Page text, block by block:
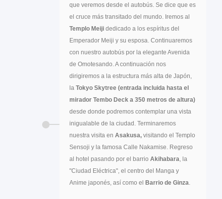
que veremos desde el autobús. Se dice que es
el cruce más transitado del mundo. Iremos al
Templo Meiji dedicado a los espíritus del
Emperador Meiji y su esposa. Continuaremos
con nuestro autobús por la elegante Avenida
de Omotesando. A continuación nos
dirigiremos a la estructura más alta de Japón,
la Tokyo Skytree (entrada incluida hasta el
mirador Tembo Deck a 350 metros de altura)
desde donde podremos contemplar una vista
inigualable de la ciudad. Terminaremos
nuestra visita en Asakusa, visitando el Templo
Sensoji y la famosa Calle Nakamise. Regreso
al hotel pasando por el barrio Akihabara , la
"Ciudad Eléctrica", el centro del Manga y
Anime japonés, así como el Barrio de Ginza